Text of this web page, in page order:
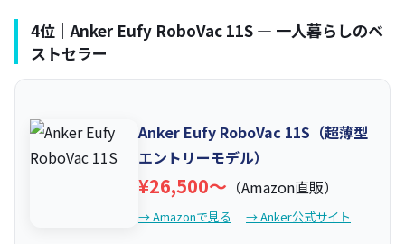
4位｜Anker Eufy RoboVac 11S — 一人暮らしのベ
ストセラー
Anker Eufy RoboVac 11S（超薄型
エントリーモデル）
¥26,500〜 （Amazon直販）
→ Amazonで見る → Anker公式サイト